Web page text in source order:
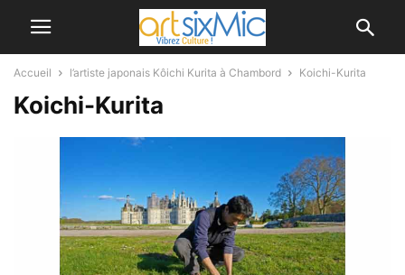
Accueil l’artiste japonais Kôichi Kurita à Chambord Koichi-Kurita
Koichi-Kurita